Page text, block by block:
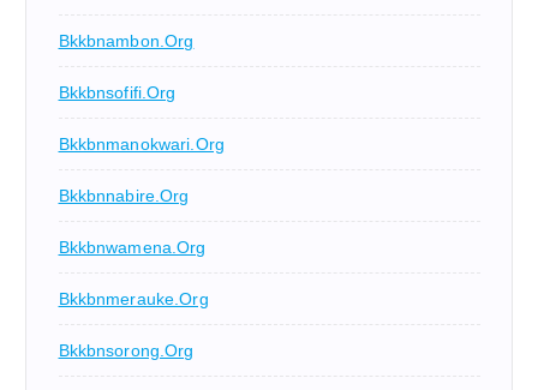
Bkkbnambon.org
Bkkbnsofifi.org
Bkkbnmanokwari.org
Bkkbnnabire.org
Bkkbnwamena.org
Bkkbnmerauke.org
Bkkbnsorong.org